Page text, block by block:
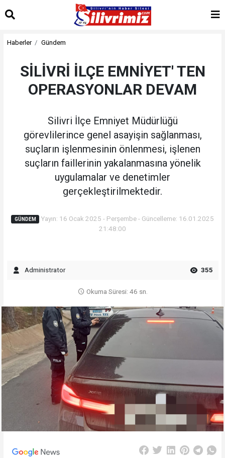
Haberler Gündem
SİLİVRİ İLÇE EMNİYET' TEN
OPERASYONLAR DEVAM
Silivri İlçe Emniyet Müdürlüğü
görevlilerince genel asayişin sağlanması,
suçların işlenmesinin önlenmesi, işlenen
suçların faillerinin yakalanmasına yönelik
uygulamalar ve denetimler
gerçekleştirilmektedir.
GÜNDEM
Yayın: 16 Ocak 2025 - Perşembe - Güncelleme: 16.01.2025
21:48:00
Administrator 355
Okuma Süresi: 46 sn.